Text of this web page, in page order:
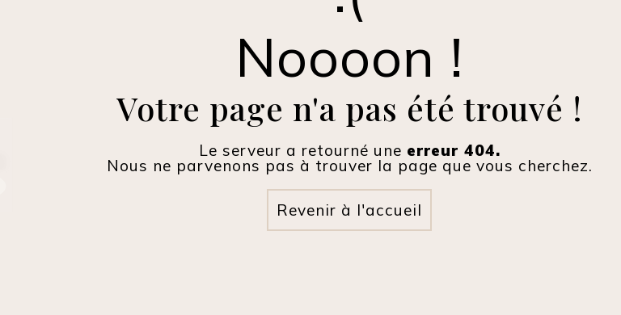
Noooon !
Votre page n'a pas été trouvé !
Le serveur a retourné une erreur 404.
Nous ne parvenons pas à trouver la page que vous cherchez.
Revenir à l'accueil